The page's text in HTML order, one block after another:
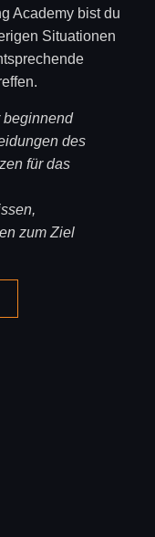
Academy bist du
Situationen
beginnend
des
für das
zum Ziel